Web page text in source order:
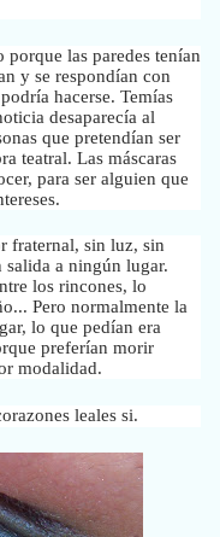
las paredes tenían
y se respondían con
hacerse. Temías
desaparecía al
que pretendían ser
teatral. Las máscaras
para ser alguien que
fraternal, sin luz, sin
salida a ningún lugar.
los rincones, lo
Pero normalmente la
lo que pedían era
preferían morir
modalidad.
leales si.